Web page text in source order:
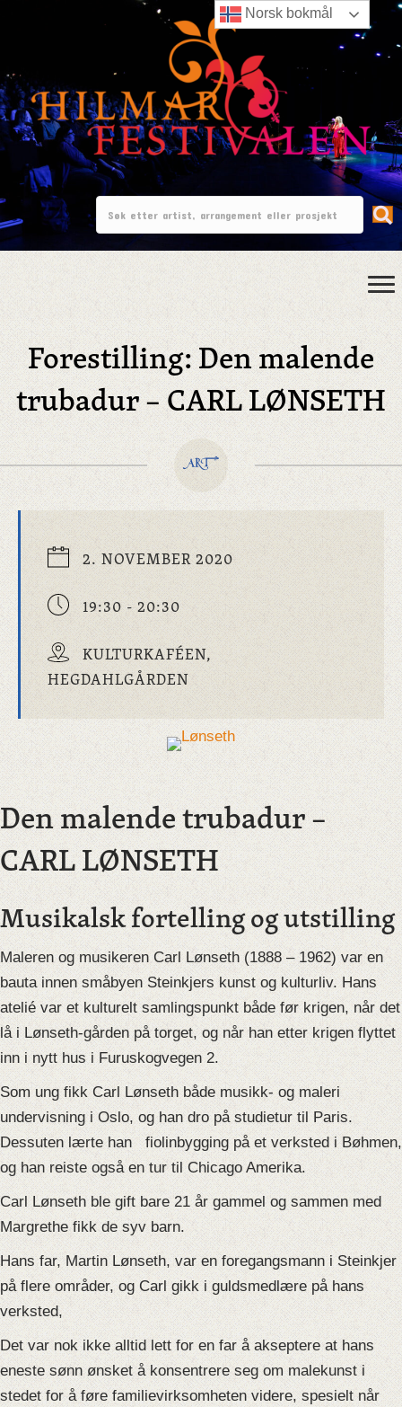
Forestilling: Den malende
trubadur – CARL LØNSETH
2. NOVEMBER 2020
19:30 - 20:30
KULTURKAFÉEN,
HEGDAHLGÅRDEN
Den malende trubadur –
CARL LØNSETH
Musikalsk fortelling og utstilling
Maleren og musikeren Carl Lønseth (1888 – 1962) var en
bauta innen småbyen Steinkjers kunst og kulturliv. Hans
atelié var et kulturelt samlingspunkt både før krigen, når det
lå i Lønseth-gården på torget, og når han etter krigen flyttet
inn i nytt hus i Furuskogvegen 2.
Som ung fikk Carl Lønseth både musikk- og maleri
undervisning i Oslo, og han dro på studietur til Paris.
Dessuten lærte han
fiolinbygging på et verksted i Bøhmen,
og han reiste også en tur til Chicago Amerika.
Carl Lønseth ble gift bare 21 år gammel og sammen med
Margrethe fikk de syv barn.
Hans far, Martin Lønseth, var en foregangsmann i Steinkjer
på flere områder, og Carl gikk i guldsmedlære på hans
verksted,
Det var nok ikke alltid lett for en far å akseptere at hans
eneste sønn ønsket å konsentrere seg om malekunst i
stedet for å føre familievirksomheten videre, spesielt når
Norsk bokmål